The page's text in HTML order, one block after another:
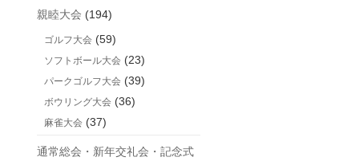
親睦大会 (194)
ゴルフ大会 (59)
ソフトボール大会 (23)
パークゴルフ大会 (39)
ボウリング大会 (36)
麻雀大会 (37)
通常総会・新年交礼会・記念式